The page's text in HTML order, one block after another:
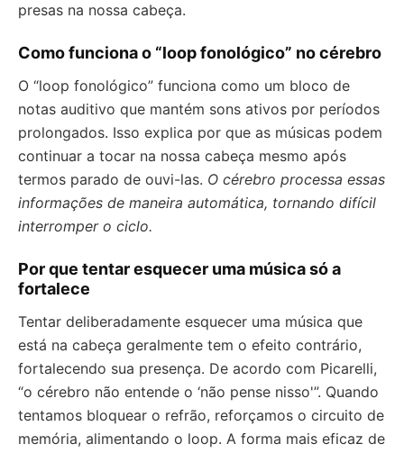
presas na nossa cabeça.
Como funciona o “loop fonológico” no cérebro
O “loop fonológico” funciona como um bloco de
notas auditivo que mantém sons ativos por períodos
prolongados. Isso explica por que as músicas podem
continuar a tocar na nossa cabeça mesmo após
termos parado de ouvi-las. O cérebro processa essas
informações de maneira automática, tornando difícil
interromper o ciclo.
Por que tentar esquecer uma música só a
fortalece
Tentar deliberadamente esquecer uma música que
está na cabeça geralmente tem o efeito contrário,
fortalecendo sua presença. De acordo com Picarelli,
“o cérebro não entende o ‘não pense nisso'”. Quando
tentamos bloquear o refrão, reforçamos o circuito de
memória, alimentando o loop. A forma mais eficaz de